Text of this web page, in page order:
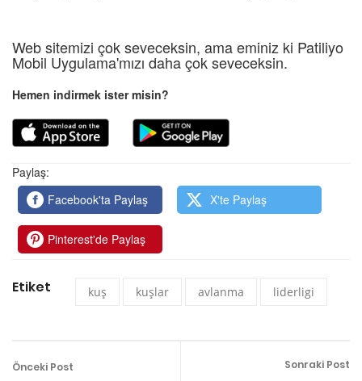
Web sitemizi çok seveceksin, ama eminiz ki Patiliyo
Mobil Uygulama'mızı daha çok seveceksin.
Hemen indirmek ister misin?
Paylaş:
Facebook'ta Paylaş
X'te Paylaş
Pinterest'de Paylaş
Etiket kuş kuşlar avlanma liderligi
Önceki Post Sonraki Post